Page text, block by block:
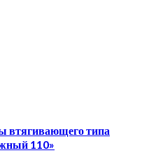
втягивающего типа
110»